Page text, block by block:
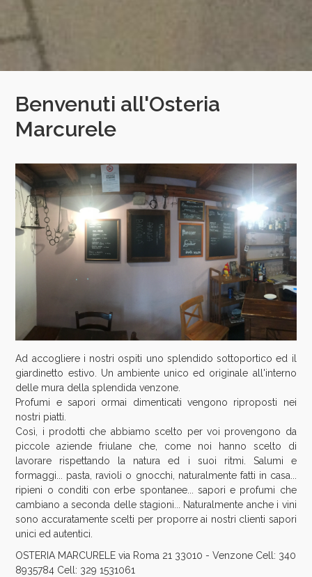
Benvenuti all'Osteria
Marcurele
Ad accogliere i nostri ospiti uno splendido sottoportico ed il
giardinetto estivo. Un ambiente unico ed originale all'interno
delle mura della splendida venzone.
Profumi e sapori ormai dimenticati vengono riproposti nei
nostri piatti.
Così, i prodotti che abbiamo scelto per voi provengono da
piccole aziende friulane che, come noi hanno scelto di
lavorare rispettando la natura ed i suoi ritmi. Salumi e
formaggi... pasta, ravioli o gnocchi, naturalmente fatti in casa...
ripieni o conditi con erbe spontanee... sapori e profumi che
cambiano a seconda delle stagioni... Naturalmente anche i vini
sono accuratamente scelti per proporre ai nostri clienti sapori
unici ed autentici.
OSTERIA MARCURELE via Roma 21 33010 - Venzone Cell: 340
8935784 Cell: 329 1531061